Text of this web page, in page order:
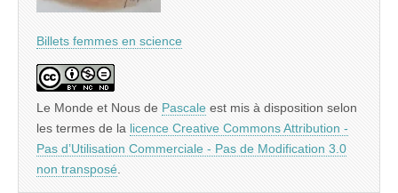
Billets femmes en science
Le Monde et Nous de Pascale est mis à disposition selon
les termes de la licence Creative Commons Attribution -
Pas d’Utilisation Commerciale - Pas de Modification 3.0
non transposé